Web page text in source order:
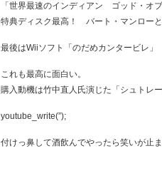
「世界最速のインディアン ゴッド・オ
特典ディスク最高！ バート・マンローと
最後はWiiソフト「のだめカンタービレ」
これも最高に面白い。
購入動機は竹中直人氏演じた「シュトレ
youtube_write(”);
付けっ鼻して酒飲んでやったら笑いが止